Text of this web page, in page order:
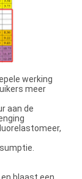
werking
meer
aan de